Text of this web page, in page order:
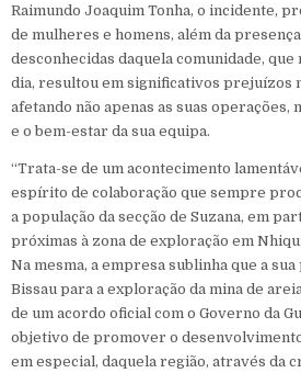
Raimundo Joaquim Tonha, o incidente,
de mulheres e homens, além da
desconhecidas daquela comunidade, que
dia, resultou em significativos prejuízos
afetando não apenas as suas operações,
e o bem-estar da sua equipa.
“Trata-se de um acontecimento
espírito de colaboração que sempre
a população da secção de Suzana, em
próximas à zona de exploração em
Na mesma, a empresa sublinha que a
Bissau para a exploração da mina de
de um acordo oficial com o Governo da
objetivo de promover o
em especial, daquela região, através da